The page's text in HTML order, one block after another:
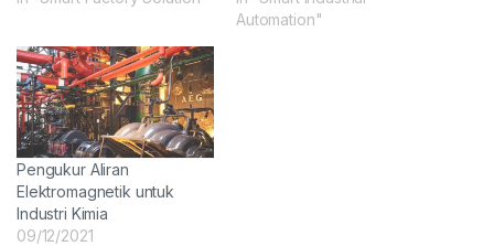
Automation"
Pengukur Aliran
Elektromagnetik untuk
Industri Kimia
09/12/2021